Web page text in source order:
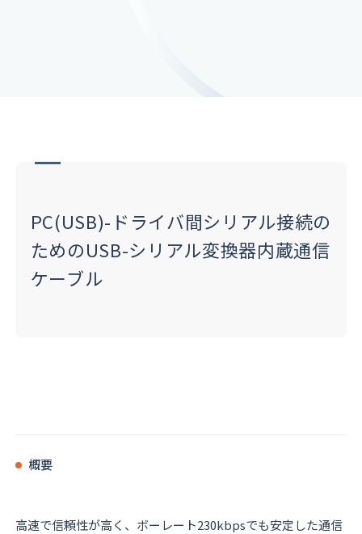
PC(USB)-ドライバ間シリアル接続の
ためのUSB-シリアル変換器内蔵通信
ケーブル
概要
高速で信頼性が高く、ボーレート230kbpsでも安定した通信